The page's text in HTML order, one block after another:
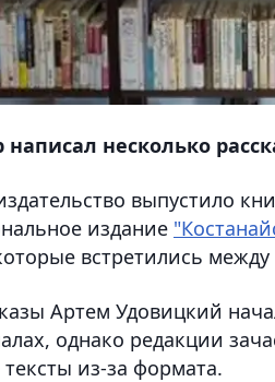
несколько
выпустило
издание
встретились между
Артем Удовицкий
однако редакции
из-за формата.